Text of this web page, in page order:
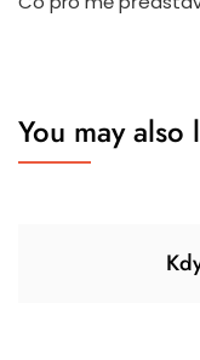
You may also